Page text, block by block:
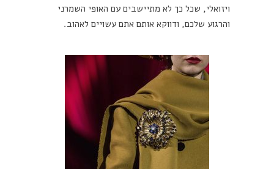
ויזואלי, שכל כך לא מתיישבים עם האופי השמרני
והרגוע שלכם, ודווקא אותם אתם עשויים לאהוב.